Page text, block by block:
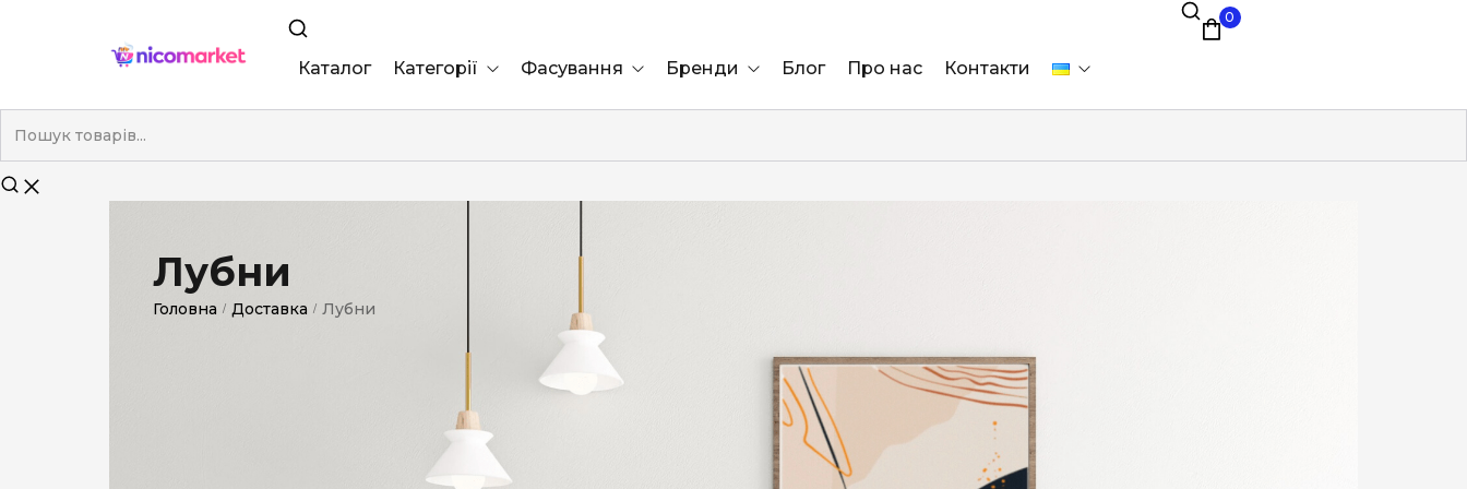
Каталог Категорії
Без фільтра
Смакові (капсула)
Фасування Бренди Блог Про нас Контакти
0
Лубни
Головна / Доставка / Лубни